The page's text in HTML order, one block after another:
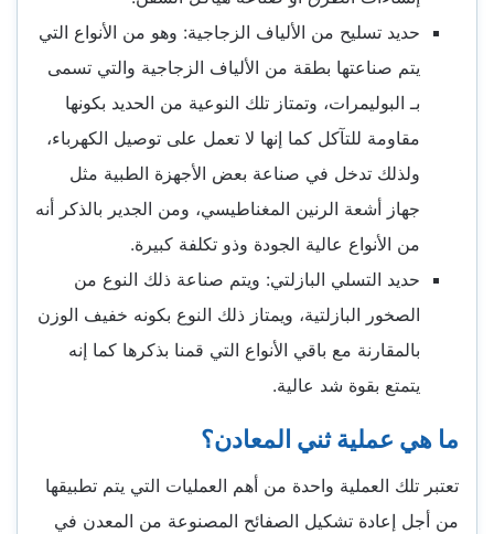
حديد تسليح من الألياف الزجاجية: وهو من الأنواع التي
يتم صناعتها بطقة من الألياف الزجاجية والتي تسمى
بـ البوليمرات، وتمتاز تلك النوعية من الحديد بكونها
مقاومة للتآكل كما إنها لا تعمل على توصيل الكهرباء،
ولذلك تدخل في صناعة بعض الأجهزة الطبية مثل
جهاز أشعة الرنين المغناطيسي، ومن الجدير بالذكر أنه
من الأنواع عالية الجودة وذو تكلفة كبيرة.
حديد التسلي البازلتي: ويتم صناعة ذلك النوع من
الصخور البازلتية، ويمتاز ذلك النوع بكونه خفيف الوزن
بالمقارنة مع باقي الأنواع التي قمنا بذكرها كما إنه
يتمتع بقوة شد عالية.
ما هي عملية ثني المعادن؟
تعتبر تلك العملية واحدة من أهم العمليات التي يتم تطبيقها
من أجل إعادة تشكيل الصفائح المصنوعة من المعدن في